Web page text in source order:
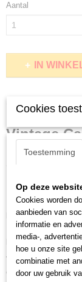
Aantal
IN
Omschrijving
Vintage
538)
Dit geweldige shirt
katoen en 165 gram.
Indien het shirt
plezier van hebben.
Verkrijgbaar in de
om te zien welke
Cookies
Toestemming
Op deze
Cookies worden
aanbieden van
informatie en
media-,
hoe u onze site
combinatie met
door uw gebruik